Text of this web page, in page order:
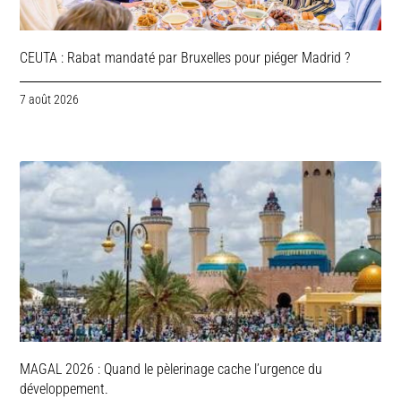
CEUTA : Rabat mandaté par Bruxelles pour piéger Madrid ?
7 août 2026
MAGAL 2026 : Quand le pèlerinage cache l’urgence du
développement.